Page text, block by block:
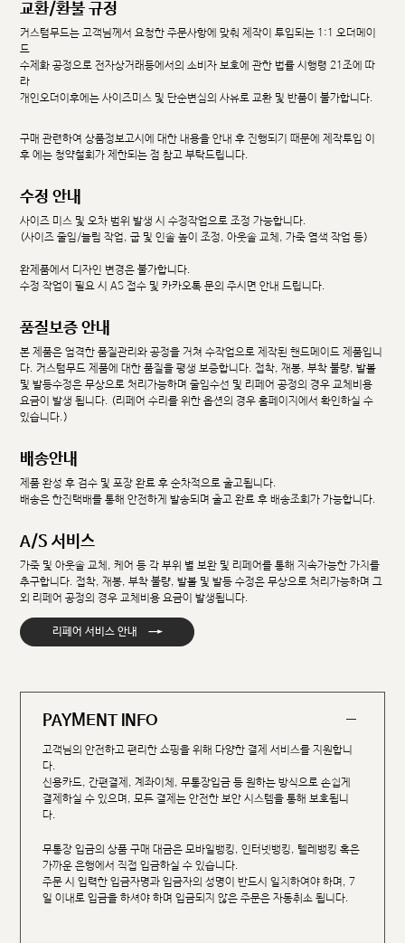
교환/환불 규정
커스텀무드는 고객님께서 요청한 주문사항에 맞춰 제작이 투입되는 1:1 오더메이
드
수제화 공정으로 전자상거래등에서의 소비자 보호에 관한 법률 시행령 21조에 따
라
개인오더이후에는 사이즈미스 및 단순변심의 사유로 교환 및 반품이 불가합니다.
구매 관련하여 상품정보고시에 대한 내용을 안내 후 진행되기 때문에 제작투입 이
후 에는 청약철회가 제한되는 점 참고 부탁드립니다.
수정 안내
사이즈 미스 및 오차 범위 발생 시 수정작업으로 조정 가능합니다.
(사이즈 줄임/늘림 작업, 굽 및 인솔 높이 조정, 아웃솔 교체, 가죽 염색 작업 등)
완제품에서 디자인 변경은 불가합니다.
수정 작업이 필요 시 AS 접수 및 카카오톡 문의 주시면 안내 드립니다.
품질보증 안내
본 제품은 엄격한 품질관리와 공정을 거쳐 수작업으로 제작된 핸드메이드 제품입니
다. 커스텀무드 제품에 대한 품질을 평생 보증합니다. 접착, 재봉, 부착 불량, 발볼
및 발등수정은 무상으로 처리가능하며 줄임수선 및 리페어 공정의 경우 교체비용
요금이 발생 됩니다. (리페어 수리를 위한 옵션의 경우 홈페이지에서 확인하실 수
있습니다.)
배송안내
제품 완성 후 검수 및 포장 완료 후 순차적으로 출고됩니다.
배송은 한진택배를 통해 안전하게 발송되며 출고 완료 후 배송조회가 가능합니다.
A/S 서비스
가죽 및 아웃솔 교체, 케어 등 각 부위 별 보완 및 리페어를 통해 지속가능한 가치를
추구합니다. 접착, 재봉, 부착 불량, 발볼 및 발등 수정은 무상으로 처리가능하며 그
외 리페어 공정의 경우 교체비용 요금이 발생됩니다.
리페어 서비스 안내 →
PAYMENT INFO
고객님의 안전하고 편리한 쇼핑을 위해 다양한 결제 서비스를 지원합니
다.
신용카드, 간편결제, 계좌이체, 무통장입금 등 원하는 방식으로 손쉽게
결제하실 수 있으며, 모든 결제는 안전한 보안 시스템을 통해 보호됩니
다.
무통장 입금의 상품 구매 대금은 모바일뱅킹, 인터넷뱅킹, 텔레뱅킹 혹은
가까운 은행에서 직접 입금하실 수 있습니다.
주문 시 입력한 입금자명과 입금자의 성명이 반드시 일치하여야 하며, 7
일 이내로 입금을 하셔야 하며 입금되지 않은 주문은 자동취소 됩니다.